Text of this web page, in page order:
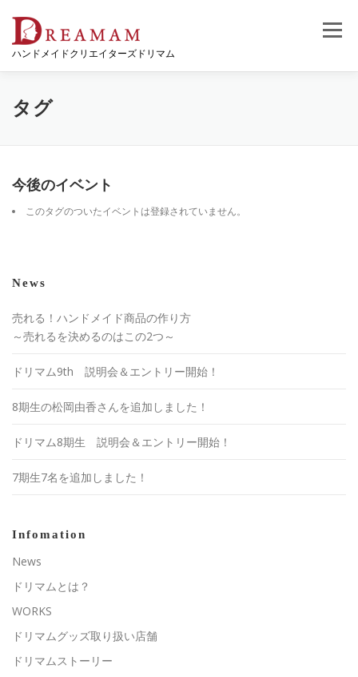
ツ
ハンドメイドクリエイターズドリマム
メニュー
タグ
今後のイベント
このタグのついたイベントは登録されていません。
News
売れる！ハンドメイド商品の作り方
～売れるを決めるのはこの2つ～
ドリマム9th 説明会＆エントリー開始！
8期生の松岡由香さんを追加しました！
ドリマム8期生 説明会＆エントリー開始！
7期生7名を追加しました！
Infomation
News
ドリマムとは？
WORKS
ドリマムグッズ取り扱い店舗
ドリマムストーリー